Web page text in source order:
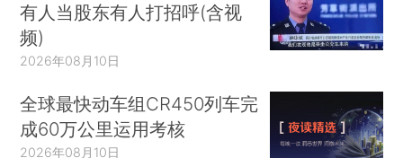
有人当股东有人打招呼(含视
频)
2026年08月10日
全球最快动车组CR450列车完
成60万公里运用考核
2026年08月10日